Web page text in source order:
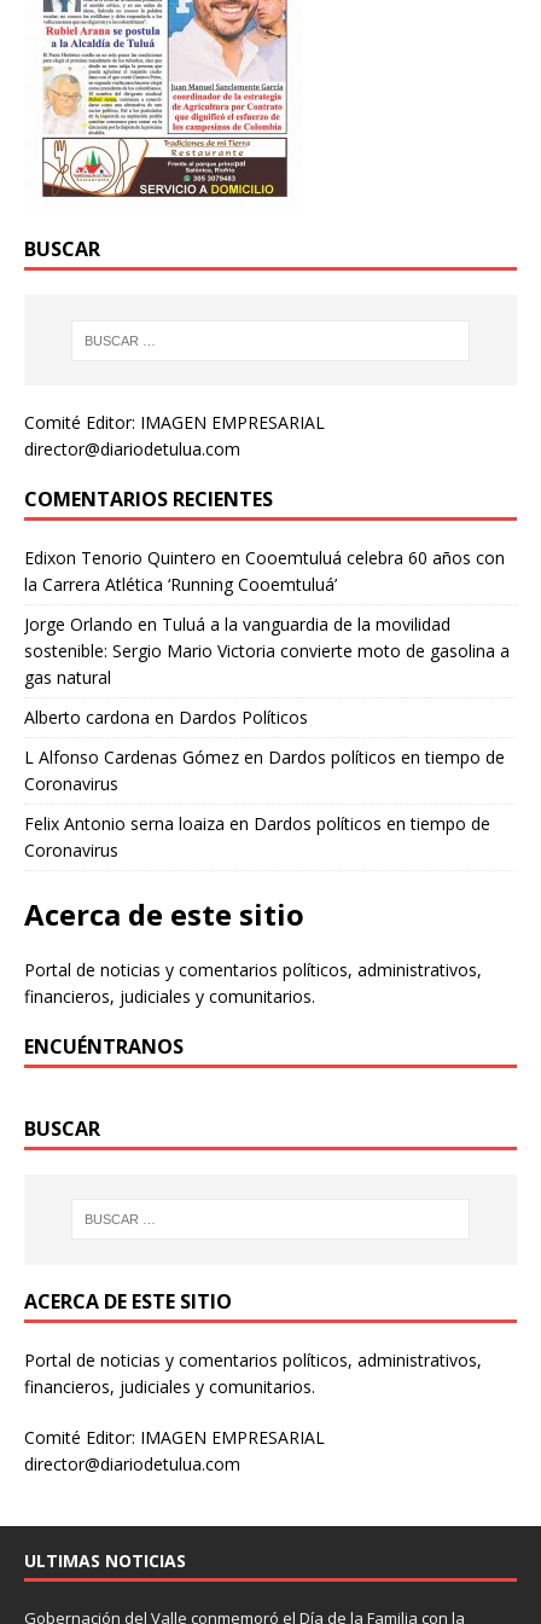
BUSCAR
Comité Editor: IMAGEN EMPRESARIAL
director@diariodetulua.com
COMENTARIOS RECIENTES
Edixon Tenorio Quintero en Cooemtuluá celebra 60 años con
la Carrera Atlética ‘Running Cooemtuluá’
Jorge Orlando en Tuluá a la vanguardia de la movilidad
sostenible: Sergio Mario Victoria convierte moto de gasolina a
gas natural
Alberto cardona en Dardos Políticos
L Alfonso Cardenas Gómez en Dardos políticos en tiempo de
Coronavirus
Felix Antonio serna loaiza en Dardos políticos en tiempo de
Coronavirus
Acerca de este sitio
Portal de noticias y comentarios políticos, administrativos,
financieros, judiciales y comunitarios.
ENCUÉNTRANOS
BUSCAR
ACERCA DE ESTE SITIO
Portal de noticias y comentarios políticos, administrativos,
financieros, judiciales y comunitarios.
Comité Editor: IMAGEN EMPRESARIAL
director@diariodetulua.com
ULTIMAS NOTICIAS
Gobernación del Valle conmemoró el Día de la Familia con la